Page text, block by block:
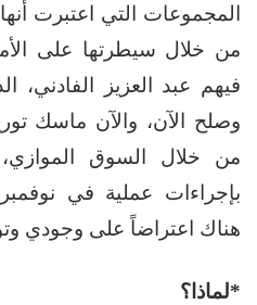
المجموعات التي اعتبرت
من خلال سيطرتها على
فيهم عبد العزيز
وصلح الآن، والآن ماسك
من خلال السوق
بإجراءات عملية في
هناك اعتراضاً على وجودي
*لماذا؟